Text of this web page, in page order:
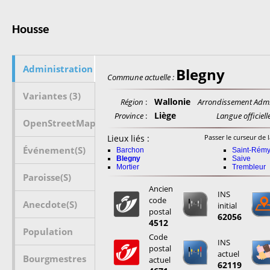
Housse
Administration
Variantes (3)
OpenStreetMap
Événement(s)
Paroisse(s)
Anecdote(s)
Population
Bourgmestres
Commune actuelle : Blegny
Région : Wallonie
Arrondissement
Province : Liège Langue
Lieux liés : Passer le curseur
Barchon
Blegny
Mortier
Saint-Rémy
Saive
Trembleur
Ancien
code
postal
4512
INS
initial
62056
Code
postal
actuel
INS
actuel
62119